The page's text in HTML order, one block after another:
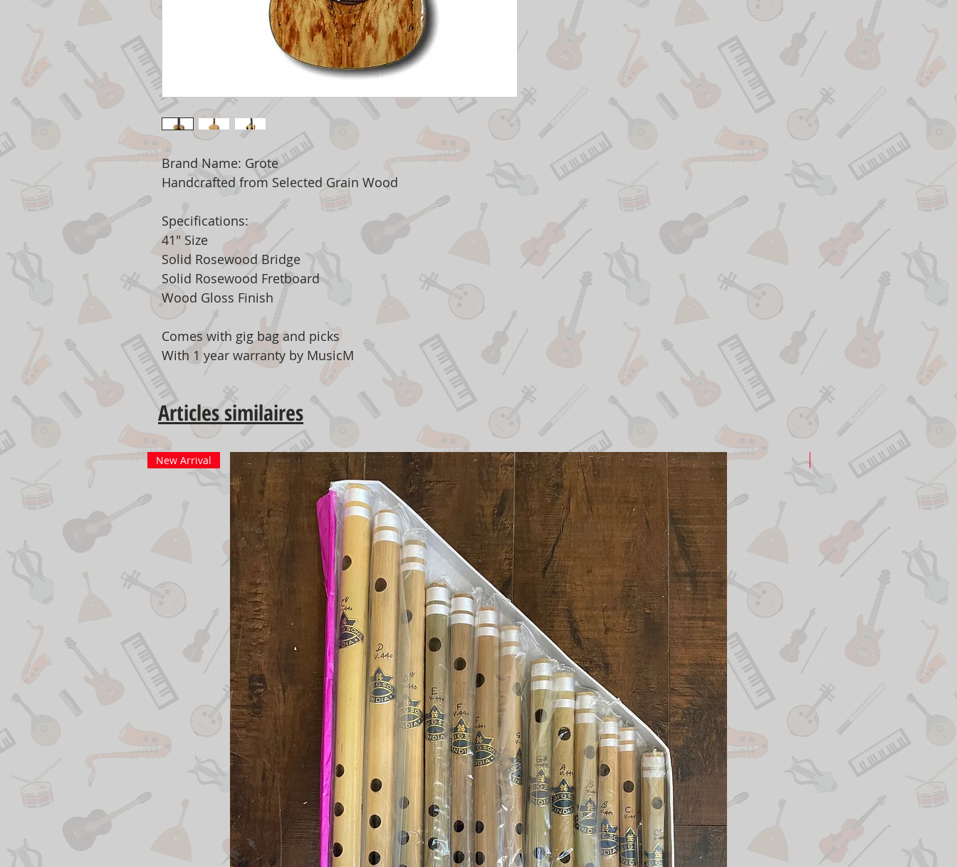
Brand Name: Grote
Handcrafted from Selected Grain Wood
Specifications:
41" Size
Solid Rosewood Bridge
Solid Rosewood Fretboard
Wood Gloss Finish
Comes with gig bag and picks
With 1 year warranty by MusicM
Articles similaires
New Arrival New Arrival